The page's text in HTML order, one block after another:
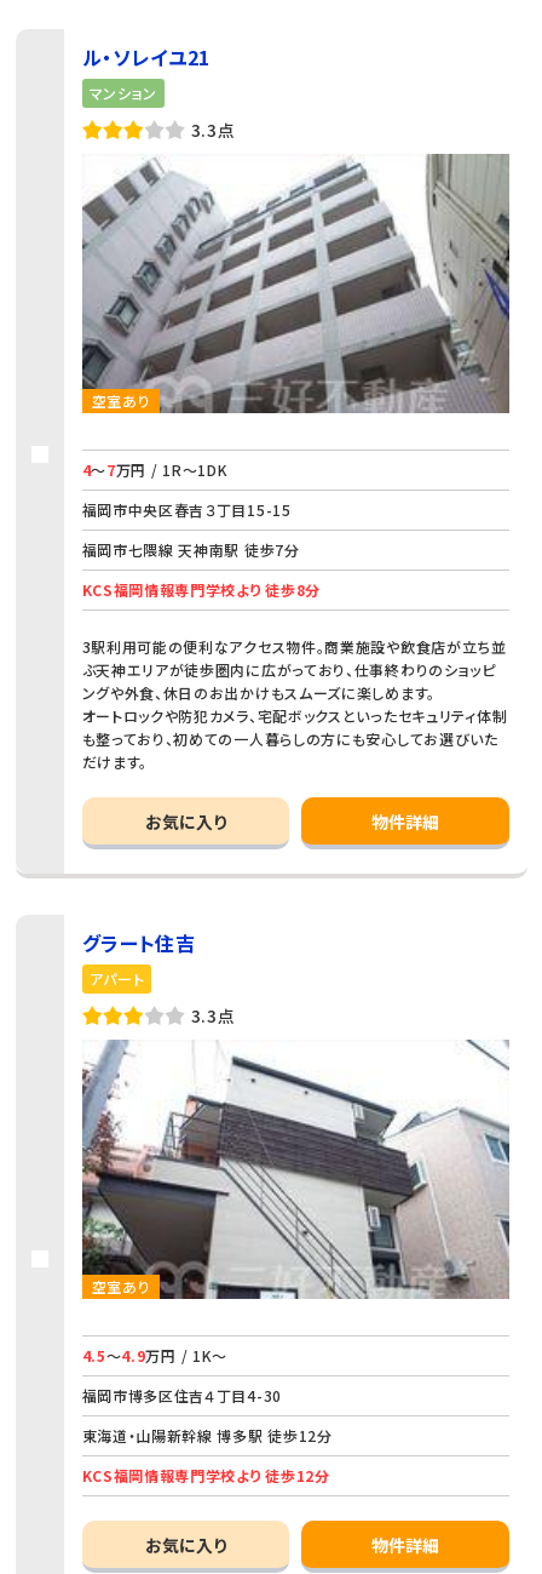
ル・ソレイユ21
マンション
3.3点
空室あり
4～7万円 / 1R～1DK
福岡市中央区春吉３丁目15-15
福岡市七隈線 天神南駅 徒歩7分
KCS福岡情報専門学校より 徒歩8分
3駅利用可能の便利なアクセス物件。商業施設や飲食店が立ち並
ぶ天神エリアが徒歩圏内に広がっており、仕事終わりのショッピ
ングや外食、休日のお出かけもスムーズに楽しめます。
オートロックや防犯カメラ、宅配ボックスといったセキュリティ体制
も整っており、初めての一人暮らしの方にも安心してお選びいた
だけます。
お気に入り 物件詳細
グラート住吉
アパート
3.3点
空室あり
4.5～4.9万円 / 1K～
福岡市博多区住吉４丁目4-30
東海道・山陽新幹線 博多駅 徒歩12分
KCS福岡情報専門学校より 徒歩12分
お気に入り 物件詳細